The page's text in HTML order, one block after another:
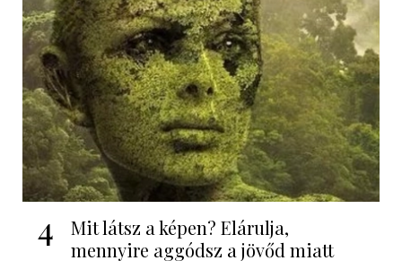
4
Mit látsz a képen? Elárulja,
mennyire aggódsz a jövőd miatt